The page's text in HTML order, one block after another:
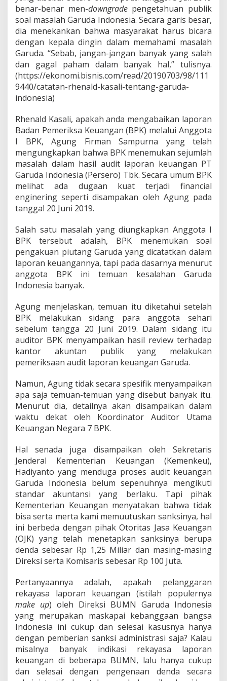
k
a
y
s
a
L
a
p
o
n
K
e
u
a
n
g
a
S
u
a
K
e
h
n
?
benar-benar men-downgradepengetahuan publik
soal masalah Garuda Indonesia. Secara garis besar,
dia menekankan bahwa masyarakat harus bicara
dengan kepala dingin dalam memahami masalah
Garuda. “Sebab, jangan-jangan banyak yang salah
dan gagal paham dalam banyak hal,” tulisnya.
(https://ekonomi.bisnis.com/read/20190703/98/111
9440/catatan-rhenald-kasali-tentang-garuda-
indonesia)
Rhenald Kasali, apakah anda mengabaikan laporan
Badan Pemeriksa Keuangan (BPK) melalui Anggota
I BPK, Agung Firman Sampurna yang telah
mengungkapkan bahwa BPK menemukan sejumlah
masalah dalam hasil audit laporan keuangan PT
Garuda Indonesia (Persero) Tbk. Secara umum BPK
melihat ada dugaan kuat terjadi financial
enginering seperti disampakan oleh Agung pada
tanggal 20 Juni 2019.
Salah satu masalah yang diungkapkan Anggota I
BPK tersebut adalah, BPK menemukan soal
pengakuan piutang Garuda yang dicatatkan dalam
laporan keuangannya, tapi pada dasarnya menurut
anggota BPK ini temuan kesalahan Garuda
Indonesia banyak.
Agung menjelaskan, temuan itu diketahui setelah
BPK melakukan sidang para anggota sehari
sebelum tangga 20 Juni 2019. Dalam sidang itu
auditor BPK menyampaikan hasil review terhadap
kantor akuntan publik yang melakukan
pemeriksaan audit laporan keuangan Garuda.
Namun, Agung tidak secara spesifik menyampaikan
apa saja temuan-temuan yang disebut banyak itu.
Menurut dia, detailnya akan disampaikan dalam
waktu dekat oleh Koordinator Auditor Utama
Keuangan Negara 7 BPK.
Hal senada juga disampaikan oleh Sekretaris
Jenderal Kementerian Keuangan (Kemenkeu),
Hadiyanto yang menduga proses audit keuangan
Garuda Indonesia belum sepenuhnya mengikuti
standar akuntansi yang berlaku. Tapi pihak
Kementerian Keuangan menyatakan bahwa tidak
bisa serta merta kami memuutuskan sanksinya, hal
ini berbeda dengan pihak Otoritas Jasa Keuangan
(OJK) yang telah menetapkan sanksinya berupa
denda sebesar Rp 1,25 Miliar dan masing-masing
Direksi serta Komisaris sebesar Rp 100 Juta.
Pertanyaannya adalah, apakah pelanggaran
rekayasa laporan keuangan (istilah populernya
make up) oleh Direksi BUMN Garuda Indonesia
yang merupakan maskapai kebanggaan bangsa
Indonesia ini cukup dan selesai kasusnya hanya
dengan pemberian sanksi administrasi saja? Kalau
misalnya banyak indikasi rekayasa laporan
keuangan di beberapa BUMN, lalu hanya cukup
dan selesai dengan pengenaan denda secara